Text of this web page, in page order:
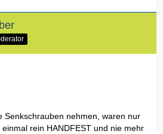
Senkschrauben nehmen, waren nur
rein HANDFEST und nie mehr